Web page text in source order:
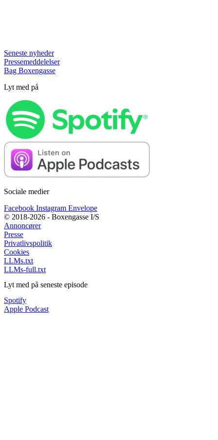
Seneste nyheder
Pressemeddelelser
Bag Boxengasse
Lyt med på
Sociale medier
Facebook Instagram Envelope
© 2018-2026 - Boxengasse I/S
Annoncører
Presse
Privatlivspolitik
Cookies
LLMs.txt
LLMs-full.txt
Lyt med på seneste episode
Spotify
Apple Podcast